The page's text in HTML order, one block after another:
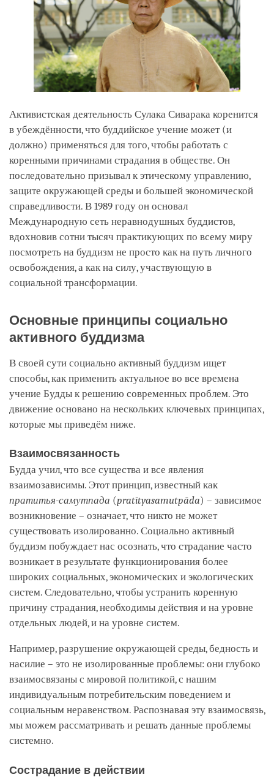
Активистская деятельность Сулака Сиварака коренится
в убеждённости, что буддийское учение может (и
должно) применяться для того, чтобы работать с
коренными причинами страдания в обществе. Он
последовательно призывал к этическому управлению,
защите окружающей среды и большей экономической
справедливости. В 1989 году он основал
Международную сеть неравнодушных буддистов,
вдохновив сотни тысяч практикующих по всему миру
посмотреть на буддизм не просто как на путь личного
освобождения, а как на силу, участвующую в
социальной трансформации.
Основные принципы социально
активного буддизма
В своей сути социально активный буддизм ищет
способы, как применить актуальное во все времена
учение Будды к решению современных проблем. Это
движение основано на нескольких ключевых принципах,
которые мы приведём ниже.
Взаимосвязанность
Будда учил, что все существа и все явления
взаимозависимы. Этот принцип, известный как
пратитья-самутпада (pratītyasamutpāda) – зависимое
возникновение – означает, что никто не может
существовать изолированно. Социально активный
буддизм побуждает нас осознать, что страдание часто
возникает в результате функционирования более
широких социальных, экономических и экологических
систем. Следовательно, чтобы устранить коренную
причину страдания, необходимы действия и на уровне
отдельных людей, и на уровне систем.
Например, разрушение окружающей среды, бедность и
насилие – это не изолированные проблемы: они глубоко
взаимосвязаны с мировой политикой, с нашим
индивидуальным потребительским поведением и
социальным неравенством. Распознавая эту взаимосвязь,
мы можем рассматривать и решать данные проблемы
системно.
Сострадание в действии